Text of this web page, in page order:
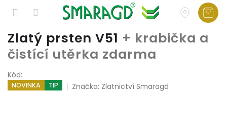
Přejít
na
obsah
Zlatý prsten V51 + krabička a
čistící utěrka zdarma
Kód:
NOVINKA TIP Značka: Zlatnictví Smaragd